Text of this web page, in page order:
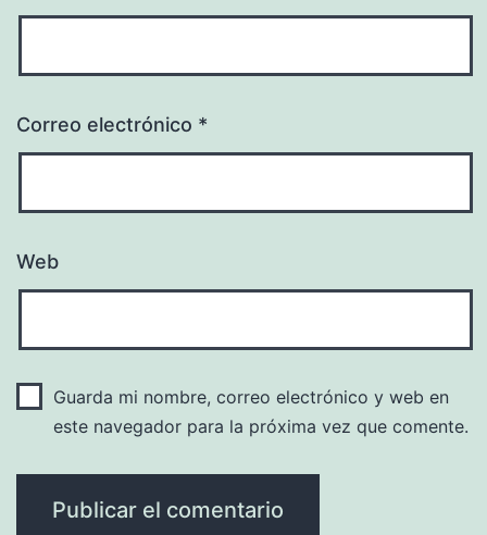
Correo electrónico *
Web
Guarda mi nombre, correo electrónico y web en
este navegador para la próxima vez que comente.